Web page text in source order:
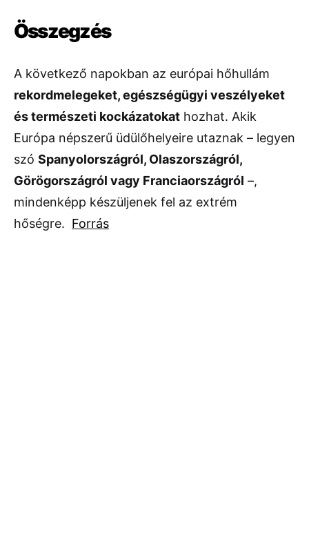
Összegzés
A következő napokban az európai hőhullám
rekordmelegeket, egészségügyi veszélyeket
és természeti kockázatokat hozhat. Akik
Európa népszerű üdülőhelyeire utaznak – legyen
szó Spanyolországról, Olaszországról,
Görögországról vagy Franciaországról –,
mindenképp készüljenek fel az extrém
hőségre. Forrás